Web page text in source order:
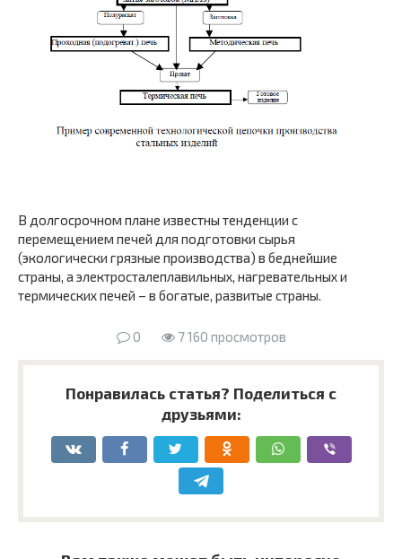
В долгосрочном плане известны тенденции с
перемещением печей для подготовки сырья
(экологически грязные производства) в беднейшие
страны, а электросталеплавильных, нагревательных и
термических печей – в богатые, развитые страны.
0 7 160 просмотров
Понравилась статья? Поделиться с
друзьями: